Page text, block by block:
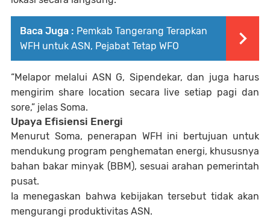
Baca Juga : Pemkab Tangerang Terapkan
WFH untuk ASN, Pejabat Tetap WFO
“Melapor melalui ASN G, Sipendekar, dan juga harus
mengirim share location secara live setiap pagi dan
sore,” jelas Soma.
Upaya Efisiensi Energi
Menurut Soma, penerapan WFH ini bertujuan untuk
mendukung program penghematan energi, khususnya
bahan bakar minyak (BBM), sesuai arahan pemerintah
pusat.
Ia menegaskan bahwa kebijakan tersebut tidak akan
mengurangi produktivitas ASN.